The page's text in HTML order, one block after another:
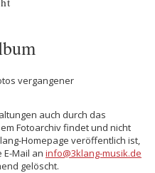
vergangener
auch durch das
Fotoarchiv findet und nicht
Homepage veröffentlich ist,
Mail an info@3klang-musik.de
gelöscht.